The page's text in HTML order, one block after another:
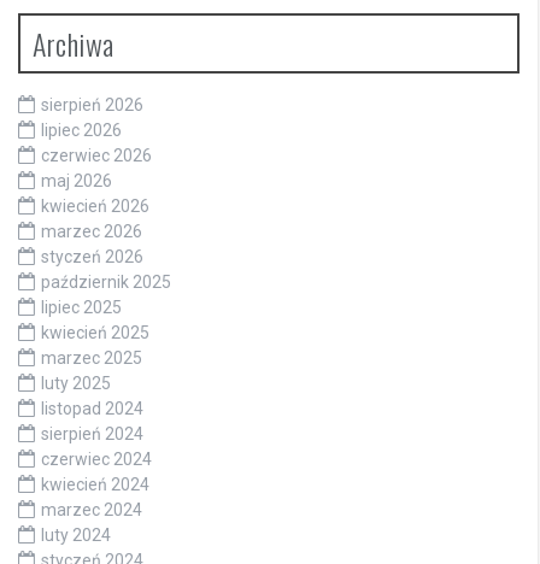
Archiwa
sierpień 2026
lipiec 2026
czerwiec 2026
maj 2026
kwiecień 2026
marzec 2026
styczeń 2026
październik 2025
lipiec 2025
kwiecień 2025
marzec 2025
luty 2025
listopad 2024
sierpień 2024
czerwiec 2024
kwiecień 2024
marzec 2024
luty 2024